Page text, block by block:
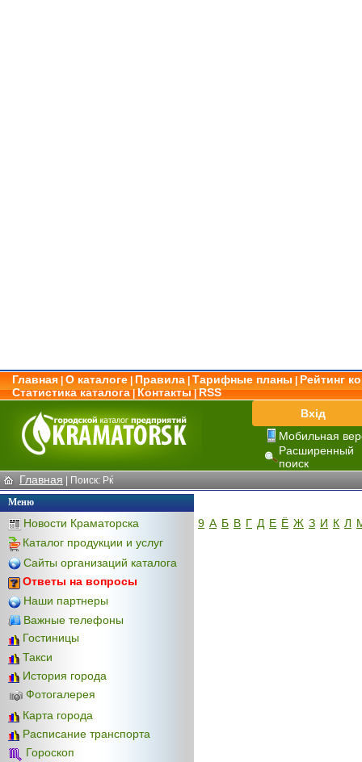
Главная О каталоге Правила Тарифные планы
Рейтинг
Статистика каталога|Контакты|RSS
Вхід
Мобильная
Расширенный
поиск
Главная | Поиск: Рќ
Меню
Новости Краматорска
Каталог продукции и услуг
Сайты организаций каталога
Ответы на вопросы
Наши партнеры
Важные телефоны
Гостиницы
Такси
История города
Фотогалерея
Карта города
Расписание транспорта
Гороскоп
9 А Б В Г Д Е Ё Ж З И К Л